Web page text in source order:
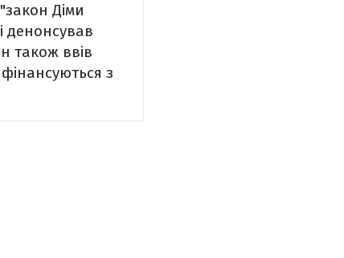
Діми
денонсував
також ввів
з